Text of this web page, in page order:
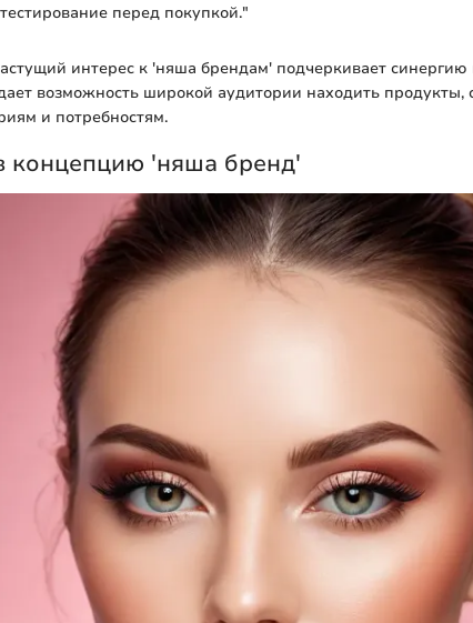
перед покупкой."
интерес к 'няша брендам' подчеркивает синергию
возможность широкой аудитории находить продукты,
и потребностям.
концепцию 'няша бренд'